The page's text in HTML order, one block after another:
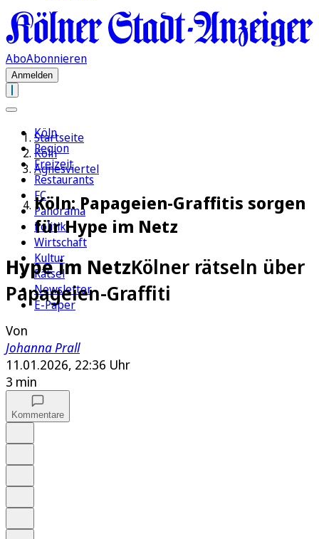
AboAbonnieren
Anmelden
Köln
Region
Freizeit
Restaurants
FC
Panorama
Politik
Wirtschaft
Kultur
Rätsel
Newsletter
E-Paper
Startseite
Köln
Agnesviertel
Köln: Papageien-Graffitis sorgen
für Hype im Netz
Hype im NetzKölner rätseln über
Papageien-Graffiti
Von
Johanna Prall
11.01.2026, 22:36 Uhr
3 min
Kommentare